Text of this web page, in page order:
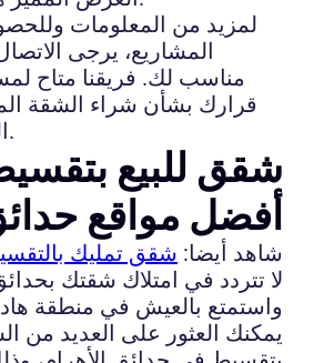
لمزيد من المعلومات
المشاريع، يرجى
مناسب لك. فريقنا متاح
قرارك بشأن شراء الشقة
الشروط والأسعار.
شقق للبيع
أفضل مواقع
شاهد أيضا: شقق تمليك
لا تتردد في امتلاك شقتك
واستمتع بالعيش في منطقة
يمكنك العثور على العديد من